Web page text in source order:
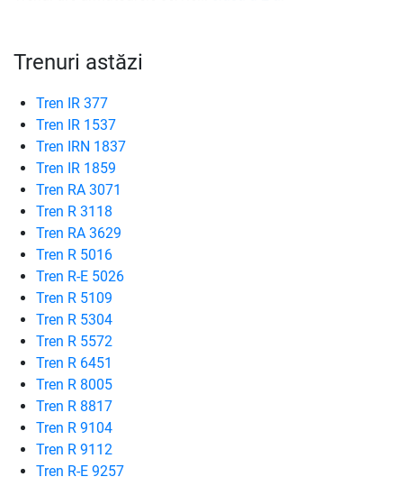
Trenuri astăzi
Tren IR 377
Tren IR 1537
Tren IRN 1837
Tren IR 1859
Tren RA 3071
Tren R 3118
Tren RA 3629
Tren R 5016
Tren R-E 5026
Tren R 5109
Tren R 5304
Tren R 5572
Tren R 6451
Tren R 8005
Tren R 8817
Tren R 9104
Tren R 9112
Tren R-E 9257